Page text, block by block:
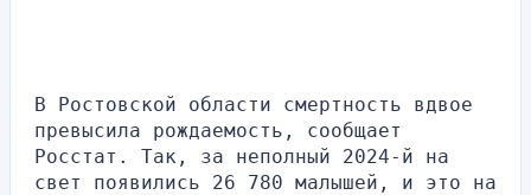
В Ростовской области смертность вдвое
превысила рождаемость, сообщает
Росстат. Так, за неполный 2024-й на
свет появились 26 780 малышей, и это на